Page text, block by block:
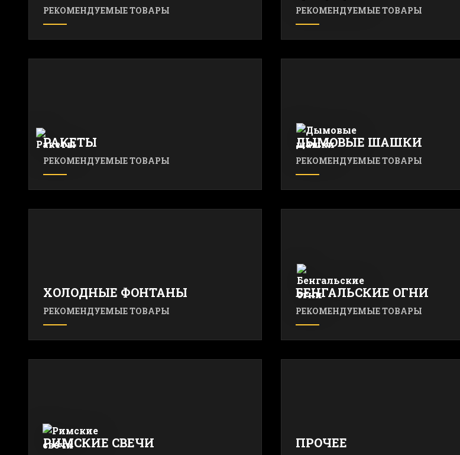
РЕКОМЕНДУЕМЫЕ ТОВАРЫ РЕКОМЕНДУЕМЫЕ ТОВАРЫ
РАКЕТЫ
РЕКОМЕНДУЕМЫЕ ТОВАРЫ
ДЫМОВЫЕ ШАШКИ
РЕКОМЕНДУЕМЫЕ ТОВАРЫ
ХОЛОДНЫЕ ФОНТАНЫ
РЕКОМЕНДУЕМЫЕ ТОВАРЫ
БЕНГАЛЬСКИЕ ОГНИ
РЕКОМЕНДУЕМЫЕ ТОВАРЫ
РИМСКИЕ СВЕЧИ ПРОЧЕЕ